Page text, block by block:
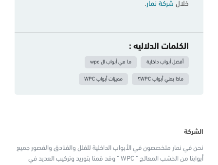
خلال شركة نمار.
الكلمات الدلاليه :
أفضل أبواب داخلية ما هي أبواب ال wpc
ماذا يعني أبواب WPC؟ مميزات أبواب WPC
الشركة
نحن في نمار متخصصون في الأبواب الداخلية للفلل والفنادق والقصور جميع
أبوابنا من الخشب المعالج “ WPC “ وقد قمنا بتوريد وتركيب العديد في